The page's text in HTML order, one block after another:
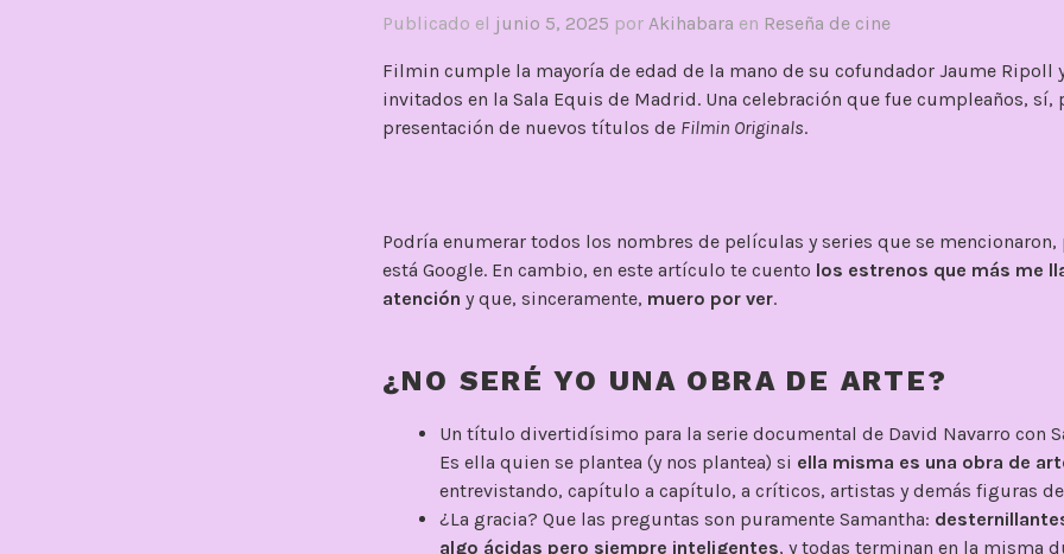
Publicado el junio 5, 2025 por Akihabara en Reseña de cine
Filmin cumple la mayoría de edad de la mano de su cofundador Jaume Ripoll
invitados en la Sala Equis de Madrid. Una celebración que fue cumpleaños, sí,
presentación de nuevos títulos de Filmin Originals.
Podría enumerar todos los nombres de películas y series que se mencionaron,
está Google. En cambio, en este artículo te cuento los estrenos que más me
atención y que, sinceramente, muero por ver.
¿NO SERÉ YO UNA OBRA DE ARTE?
Un título divertidísimo para la serie documental de David Navarro con
Es ella quien se plantea (y nos plantea) si ella misma es una obra de
entrevistando, capítulo a capítulo, a críticos, artistas y demás figuras
¿La gracia? Que las preguntas son puramente Samantha:
algo ácidas pero siempre inteligentes, y todas terminan en la misma